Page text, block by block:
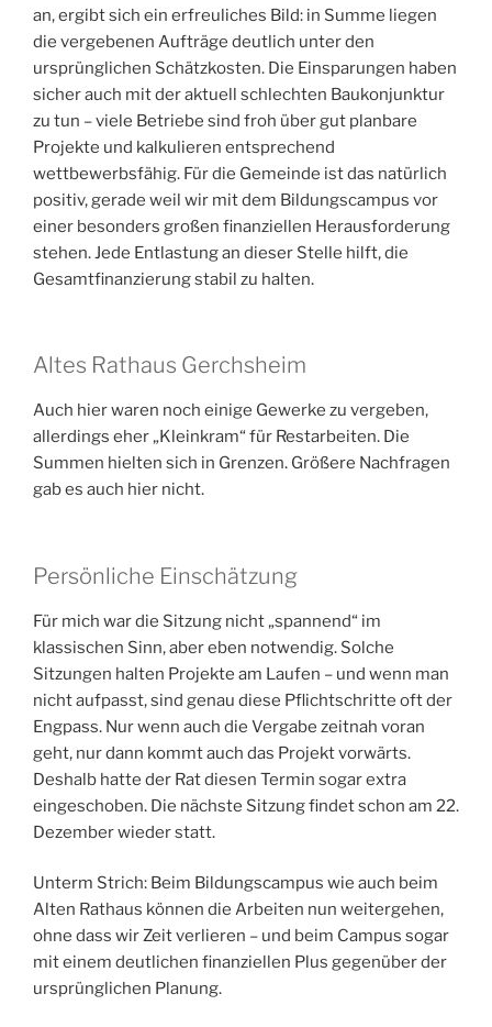
an, ergibt sich ein erfreuliches Bild: in Summe liegen
die vergebenen Aufträge deutlich unter den
ursprünglichen Schätzkosten. Die Einsparungen haben
sicher auch mit der aktuell schlechten Baukonjunktur
zu tun – viele Betriebe sind froh über gut planbare
Projekte und kalkulieren entsprechend
wettbewerbsfähig. Für die Gemeinde ist das natürlich
positiv, gerade weil wir mit dem Bildungscampus vor
einer besonders großen finanziellen Herausforderung
stehen. Jede Entlastung an dieser Stelle hilft, die
Gesamtfinanzierung stabil zu halten.
Altes Rathaus Gerchsheim
Auch hier waren noch einige Gewerke zu vergeben,
allerdings eher „Kleinkram“ für Restarbeiten. Die
Summen hielten sich in Grenzen. Größere Nachfragen
gab es auch hier nicht.
Persönliche Einschätzung
Für mich war die Sitzung nicht „spannend“ im
klassischen Sinn, aber eben notwendig. Solche
Sitzungen halten Projekte am Laufen – und wenn man
nicht aufpasst, sind genau diese Pflichtschritte oft der
Engpass. Nur wenn auch die Vergabe zeitnah voran
geht, nur dann kommt auch das Projekt vorwärts.
Deshalb hatte der Rat diesen Termin sogar extra
eingeschoben. Die nächste Sitzung findet schon am 22.
Dezember wieder statt.
Unterm Strich: Beim Bildungscampus wie auch beim
Alten Rathaus können die Arbeiten nun weitergehen,
ohne dass wir Zeit verlieren – und beim Campus sogar
mit einem deutlichen finanziellen Plus gegenüber der
ursprünglichen Planung.